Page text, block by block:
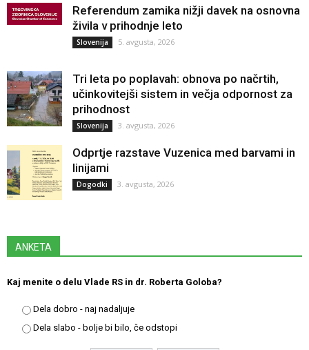
Referendum zamika nižji davek na osnovna
živila v prihodnje leto
Slovenija 5. avgusta, 2026
Tri leta po poplavah: obnova po načrtih,
učinkovitejši sistem in večja odpornost za
prihodnost
Slovenija 3. avgusta, 2026
Odprtje razstave Vuzenica med barvami in
linijami
Dogodki 3. avgusta, 2026
ANKETA
Kaj menite o delu Vlade RS in dr. Roberta Goloba?
Dela dobro - naj nadaljuje
Dela slabo - bolje bi bilo, če odstopi